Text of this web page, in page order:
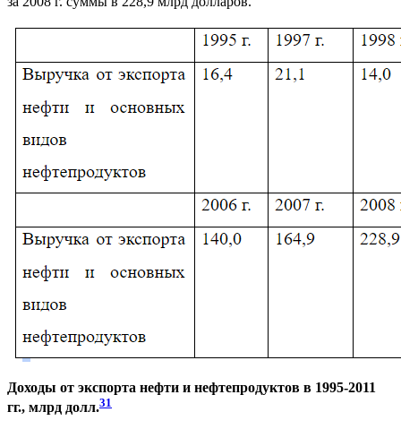
Доходы от экспорта нефти и нефтепродуктов в 1995-2011
гг., млрд долл.31